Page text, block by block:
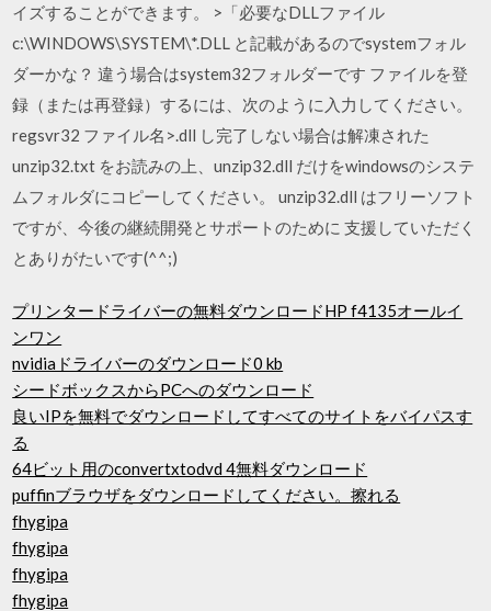
イズすることができます。 >「必要なDLLファイル
c:\WINDOWS\SYSTEM\*.DLL と記載があるのでsystemフォル
ダーかな？ 違う場合はsystem32フォルダーです ファイルを登
録（または再登録）するには、次のように入力してください。
regsvr32 ファイル名>.dll し完了しない場合は解凍された
unzip32.txt をお読みの上、unzip32.dll だけをwindowsのシステ
ムフォルダにコピーしてください。 unzip32.dll はフリーソフト
ですが、今後の継続開発とサポートのために 支援していただく
とありがたいです(^^;)
プリンタードライバーの無料ダウンロードHP f4135オールイ
ンワン
nvidiaドライバーのダウンロード0 kb
シードボックスからPCへのダウンロード
良いIPを無料でダウンロードしてすべてのサイトをバイパスす
る
64ビット用のconvertxtodvd 4無料ダウンロード
puffinブラウザをダウンロードしてください。擦れる
fhygipa
fhygipa
fhygipa
fhygipa